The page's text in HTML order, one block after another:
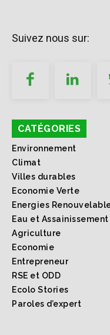
Suivez nous sur:
CATÉGORIES
Environnement
Climat
Villes durables
Economie Verte
Energies
Eau et Assainissement
Agriculture
Economie
Entrepreneur
RSE et ODD
Ecolo Stories
Paroles d’expert